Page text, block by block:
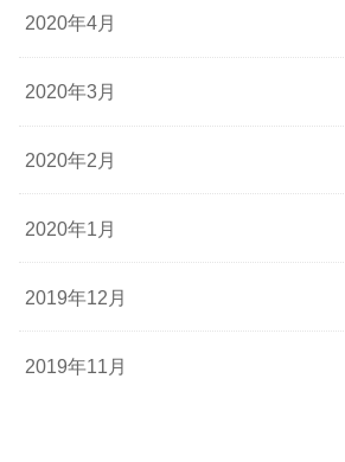
2020年4月
2020年3月
2020年2月
2020年1月
2019年12月
2019年11月